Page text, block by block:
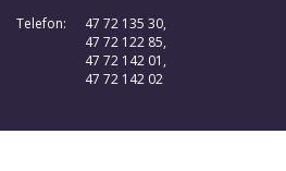
Telefon:
47 72 135 30,
47 72 122 85,
47 72 142 01,
47 72 142 02